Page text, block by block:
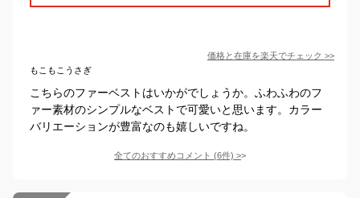
価格と在庫を楽天でチェック >>
もこもこうさぎ
こちらのファーベストはいかがでしょうか。ふわふわのフ
ァー素材のシンプルなベストで可愛いと思います。カラー
バリエーションが豊富なのも嬉しいですね。
全てのおすすめコメント (6件) >